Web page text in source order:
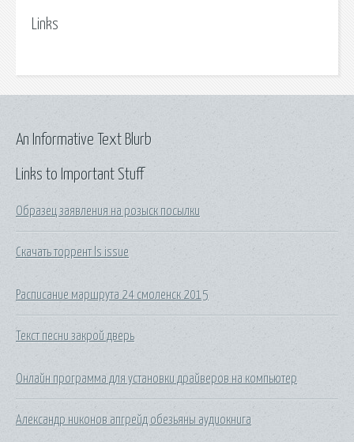
Links
Links to Important Stuff
Образец заявления на розыск посылки
Скачать торрент ls issue
Расписание маршрута 24 смоленск 2015
Текст песни закрой дверь
Онлайн программа для установки драйверов на компьютер
Александр никонов апгрейд обезьяны аудиокнига
An Informative Text Blurb